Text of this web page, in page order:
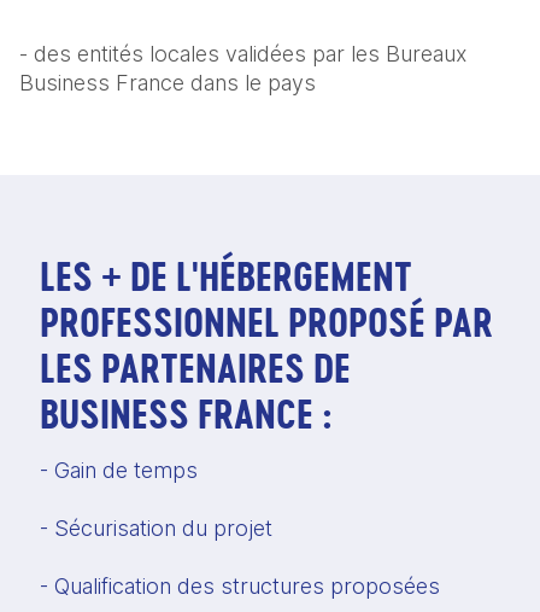
- des entités locales validées par les Bureaux
Business France dans le pays
LES + DE L'HÉBERGEMENT
PROFESSIONNEL PROPOSÉ PAR
LES PARTENAIRES DE
BUSINESS FRANCE :
- Gain de temps
- Sécurisation du projet
- Qualification des structures proposées